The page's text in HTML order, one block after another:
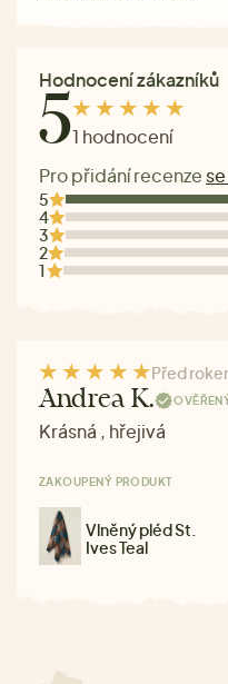
Hodnocení zákazníků
51 hodnocení
Pro přidání recenze
5
4
3
2
1
Před
Andrea K.
Krásná , hřejivá
ZAKOUPENÝ PRODUKT
Vlněný pléd St.
Ives Teal